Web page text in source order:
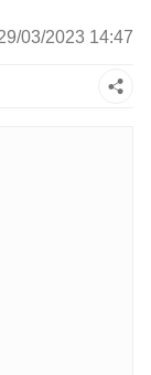
03/2023 14:47